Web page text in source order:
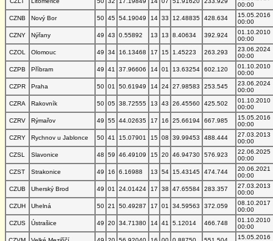
00:00
CZNB
Nový Bor 50 45 54.19049 14 33 12.48835 428.634
15.05.2016
00:00
CZNY
Nýřany 49 43 0.55892 13 13 8.40634 392.924
01.10.2010
00:00
CZOL
Olomouc 49 34 16.13468 17 15 1.45223 263.293
23.06.2024
00:00
CZPB
Příbram 49 41 37.96606 14 01 13.63254 602.120
01.10.2010
00:00
CZPR
Praha 50 01 50.61949 14 24 27.98583 253.545
23.06.2024
00:00
CZRA
Rakovník 50 05 38.72555 13 43 26.45560 425.502
01.10.2010
00:00
CZRV
Rýmařov 49 55 44.02635 17 16 25.66194 667.985
15.05.2016
00:00
CZRY
Rychnov u Jablonce 50 41 15.07901 15 08 39.99453 488.444
27.03.2013
00:00
CZSL
Slavonice 48 59 46.49109 15 20 46.94730 576.923
22.06.2025
00:00
CZST
Strakonice 49 16 6.16988 13 54 15.43145 474.744
20.06.2021
00:00
CZUB
Uherský Brod 49 01 24.01424 17 38 47.65584 283.357
27.03.2013
00:00
CZUH
Uhelná 50 21 50.49287 17 01 34.59563 372.059
08.10.2017
00:00
CZUS
Ústrašice 49 20 34.71380 14 41 5.12014 466.748
01.10.2010
00:00
15.05.2016